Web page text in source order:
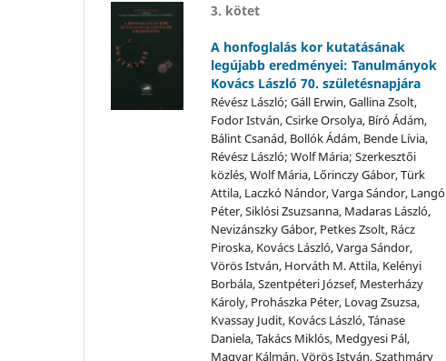
3. kötet
A honfoglalás kor kutatásának
legújabb eredményei: Tanulmányok
Kovács László 70. születésnapjára
Révész László; Gáll Erwin, Gallina Zsolt,
Fodor István, Csirke Orsolya, Bíró Ádám,
Bálint Csanád, Bollók Ádám, Bende Lívia,
Révész László; Wolf Mária; Szerkesztői
közlés, Wolf Mária, Lőrinczy Gábor, Türk
Attila, Laczkó Nándor, Varga Sándor, Langó
Péter, Siklósi Zsuzsanna, Madaras László,
Nevizánszky Gábor, Petkes Zsolt, Rácz
Piroska, Kovács László, Varga Sándor,
Vörös István, Horváth M. Attila, Kelényi
Borbála, Szentpéteri József, Mesterházy
Károly, Prohászka Péter, Lovag Zsuzsa,
Kvassay Judit, Kovács László, Tánase
Daniela, Takács Miklós, Medgyesi Pál,
Magyar Kálmán, Vörös István, Szathmáry